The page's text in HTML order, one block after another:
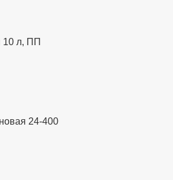
10 л, ПП
24-400